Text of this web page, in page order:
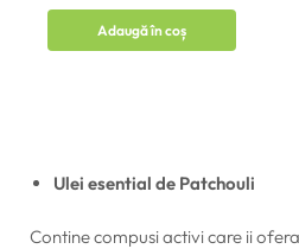
Adaugă în coș
Ulei esential de Patchouli
Contine compusi activi care ii